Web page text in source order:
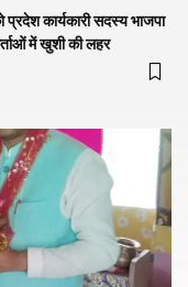
प्रदेश कार्यकारी सदस्य भाजपा
में खुशी की लहर